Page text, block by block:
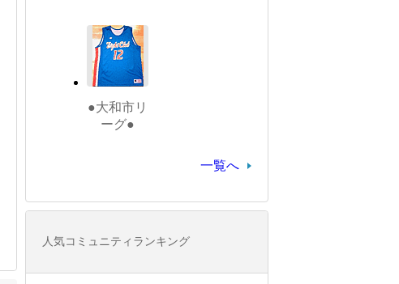
●大和市リ
ーグ●
一覧へ
人気コミュニティランキング